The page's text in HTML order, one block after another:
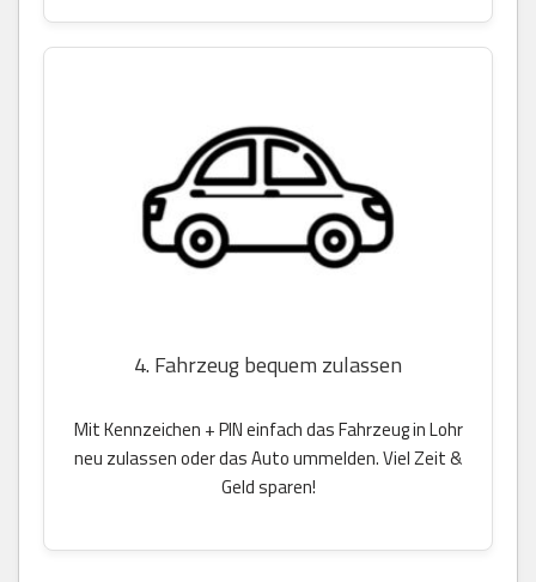
4. Fahrzeug bequem zulassen
Mit Kennzeichen + PIN einfach das Fahrzeug in Lohr
neu zulassen oder das Auto ummelden. Viel Zeit &
Geld sparen!